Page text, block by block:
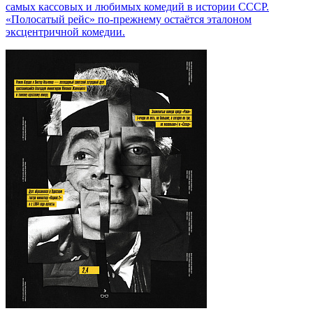
самых кассовых и любимых комедий в истории СССР.
«Полосатый рейс» по-прежнему остаётся эталоном
эксцентричной комедии.